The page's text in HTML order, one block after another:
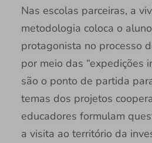
Nas escolas parceiras, a
metodologia coloca o
protagonista no processo
por meio das “expedições
são o ponto de partida
temas dos projetos
educadores formulam
a visita ao território da